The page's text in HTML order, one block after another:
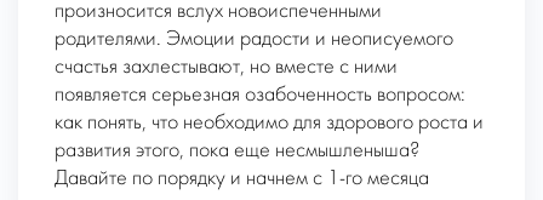
произносится вслух новоиспеченными
родителями. Эмоции радости и неописуемого
счастья захлестывают, но вместе с ними
появляется серьезная озабоченность вопросом:
как понять, что необходимо для здорового роста и
развития этого, пока еще несмышленыша?
Давайте по порядку и начнем с 1-го месяца